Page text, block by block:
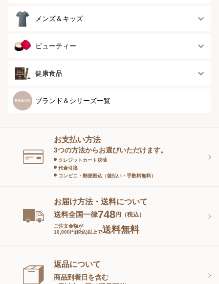
ランジェリー
イツ
スポーツ
アウター
グッズ
メンズ＆キッズ
メンズトップ
メンズソックス
ビューティー
スキンケア
スペシャルケア
スキンケアグッズ
健康食品
健康食品
ブランド＆シリーズ一覧
お支払い方法
3つの方法からお選びいただけます。
クレジットカート決済
代金引換
コンビニ・郵便振込（後払い・手数料無料）
お届け方法・送料について
送料全国一律748円（税込）
ご注文金額が
10,000円(税込)以上で送料無料
返品について
商品到着日を含む